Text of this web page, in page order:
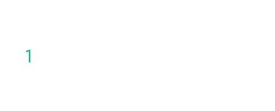
paisaje, conectando con su …
1